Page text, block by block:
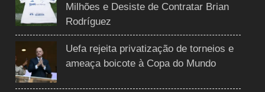
Milhões e Desiste de Contratar Brian
Rodríguez
Uefa rejeita privatização de torneios e
ameaça boicote à Copa do Mundo